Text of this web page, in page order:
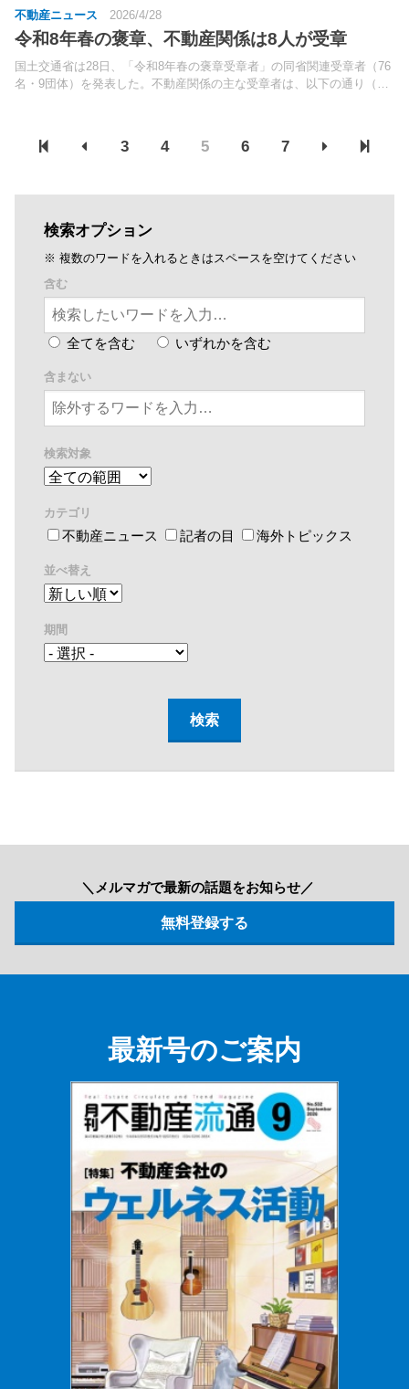
不動産ニュース 2026/4/28
令和8年春の褒章、不動産関係は8人が受章
国土交通省は28日、「令和8年春の褒章受章者」の同省関連受章者（76
名・9団体）を発表した。不動産関係の主な受章者は、以下の通り（敬
3 4 5 6 7
検索オプション
※ 複数のワードを入れるときはスペースを空けてください
含む
全てを含む いずれかを含む
含まない
検索対象
カテゴリ
不動産ニュース 記者の目 海外トピックス
並べ替え
期間
＼メルマガで最新の話題をお知らせ／
最新号のご案内